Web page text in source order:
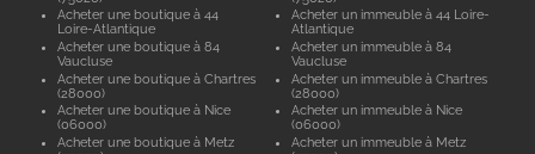
Acheter une boutique à 44
Loire-Atlantique
Acheter une boutique à 84
Vaucluse
Acheter une boutique à Chartres
(28000)
Acheter une boutique à Nice
(06000)
Acheter une boutique à Metz
Acheter un immeuble à 44 Loire-
Atlantique
Acheter un immeuble à 84
Vaucluse
Acheter un immeuble à Chartres
(28000)
Acheter un immeuble à Nice
(06000)
Acheter un immeuble à Metz